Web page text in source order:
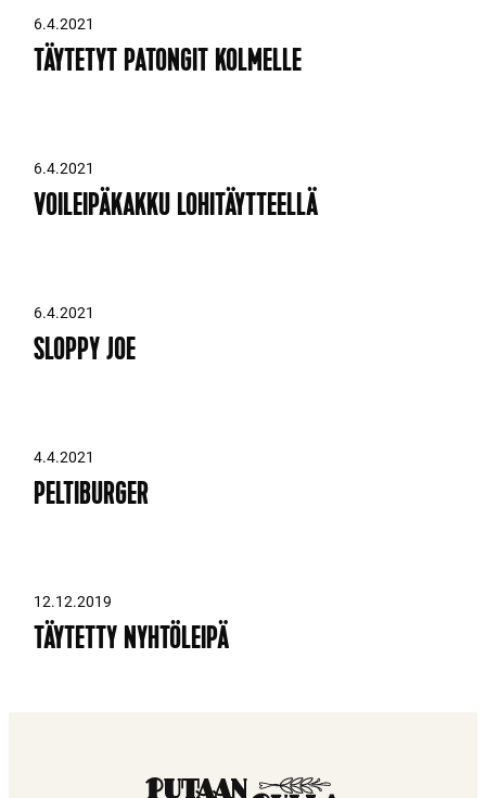
6.4.2021
TÄYTETYT PATONGIT KOLMELLE
6.4.2021
VOILEIPÄKAKKU LOHITÄYTTEELLÄ
6.4.2021
SLOPPY JOE
4.4.2021
PELTIBURGER
12.12.2019
TÄYTETTY NYHTÖLEIPÄ